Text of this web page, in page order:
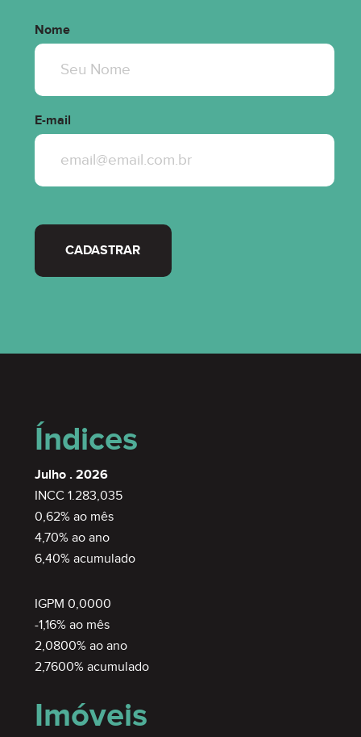
Nome
E-mail
CADASTRAR
Índices
Julho . 2026
INCC 1.283,035
0,62% ao mês
4,70% ao ano
6,40% acumulado
IGPM 0,0000
-1,16% ao mês
2,0800% ao ano
2,7600% acumulado
Imóveis